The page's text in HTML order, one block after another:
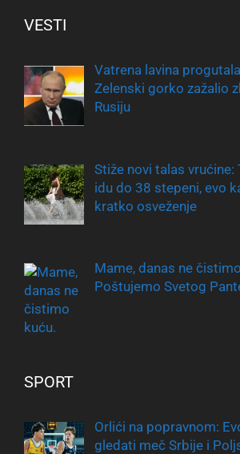
VESTI
Vatrena lavina
Zelenski gorko zažalio
Rusiju
Stiže novi talas vrućine:
idu do 38 stepeni, evo
kratko osveženje
Mame, danas ne
Poštujemo Svetog
SPORT
Orlići na popravnom:
gledati meč Srbije i